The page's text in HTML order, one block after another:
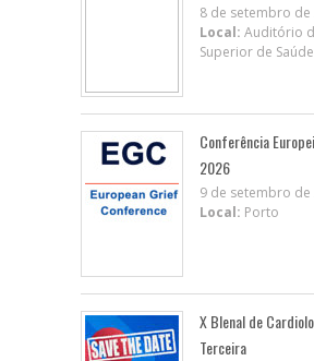
8 de setembro de
Local: Auditório
Superior de
Conferência
2026
9 de setembro de
Local: Porto
X BIenal de
Terceira